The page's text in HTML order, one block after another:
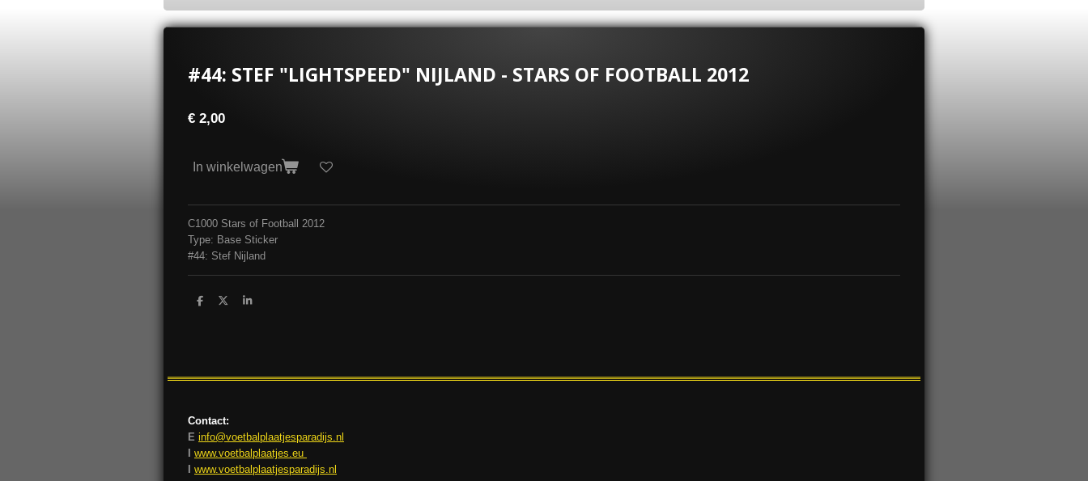
#44: STEF "LIGHTSPEED" NIJLAND - STARS OF FOOTBALL 2012
€ 2,00
In winkelwagen
C1000 Stars of Football 2012
Type: Base Sticker
#44: Stef Nijland
D
D
S
Contact:
E info@voetbalplaatjesparadijs.nl
www.voetbalplaatjes.eu
www.voetbalplaatjesparadijs.nl